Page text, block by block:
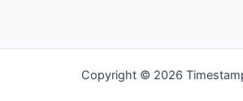
Copyright © 2026